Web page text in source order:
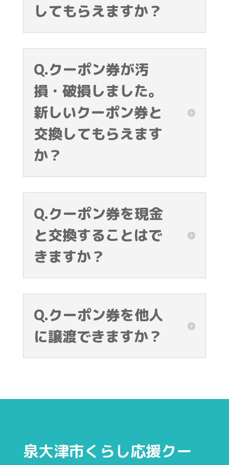
してもらえますか？
Q.クーポン券が汚
損・破損しました。
新しいクーポン券と
交換してもらえます
か？
Q.クーポン券を現金
と交換することはで
きますか？
Q.クーポン券を他人
に譲渡できますか？
泉大津市くらし応援クー